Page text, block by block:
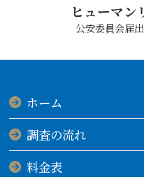
ヒューマン
公安委員会届
ホーム
調査の流れ
料金表